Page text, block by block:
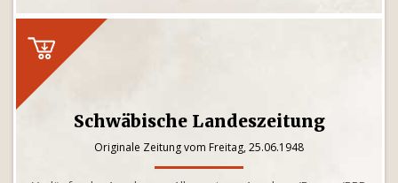
Schwäbische Landeszeitung
Originale Zeitung vom Freitag, 25.06.1948